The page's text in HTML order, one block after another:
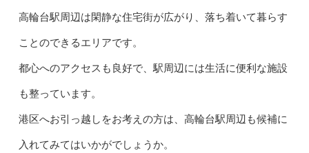
高輪台駅周辺は閑静な住宅街が広がり、落ち着いて暮らす
ことのできるエリアです。
都心へのアクセスも良好で、駅周辺には生活に便利な施設
も整っています。
港区へお引っ越しをお考えの方は、高輪台駅周辺も候補に
入れてみてはいかがでしょうか。